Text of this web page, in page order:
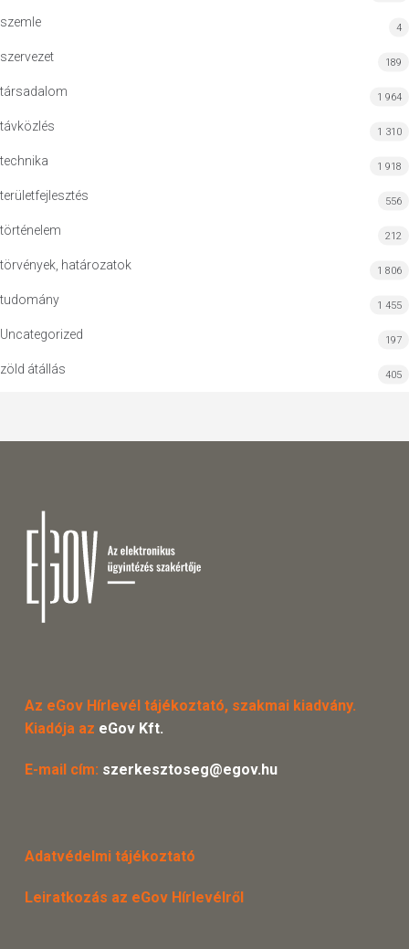
szemle 4
szervezet 189
társadalom 1 964
távközlés 1 310
technika 1 918
területfejlesztés 556
történelem 212
törvények, határozatok 1 806
tudomány 1 455
Uncategorized 197
zöld átállás 405
Az eGov Hírlevél tájékoztató, szakmai kiadvány.
Kiadója az eGov Kft.
E-mail cím: szerkesztoseg@egov.hu
Adatvédelmi tájékoztató
Leiratkozás az eGov Hírlevélről